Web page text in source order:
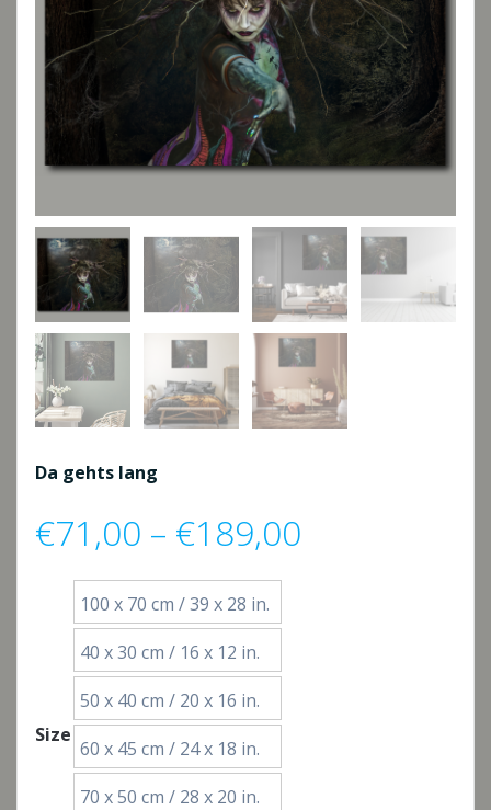
Da gehts lang
€71,00 – €189,00
Size
100 x 70 cm / 39 x 28 in.
40 x 30 cm / 16 x 12 in.
50 x 40 cm / 20 x 16 in.
60 x 45 cm / 24 x 18 in.
70 x 50 cm / 28 x 20 in.